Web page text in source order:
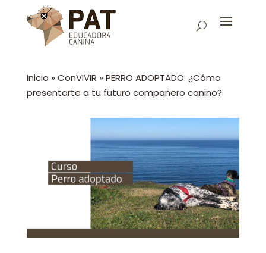
Inicio » ConVIVIR » PERRO ADOPTADO: ¿Cómo
presentarte a tu futuro compañero canino?